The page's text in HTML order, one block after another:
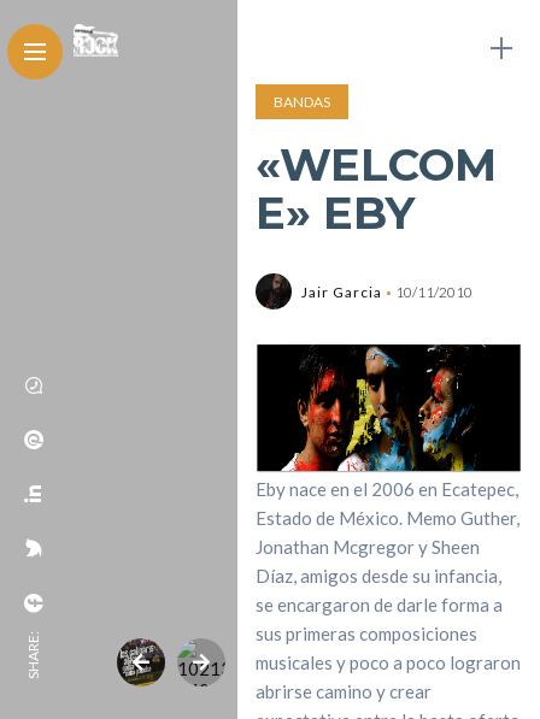
SHARE:
BANDAS
«WELCOM
E» EBY
Jair Garcia 10/11/2010
Eby nace en el 2006 en Ecatepec,
Estado de México. Memo Guther,
Jonathan Mcgregor y Sheen
Díaz, amigos desde su infancia,
se encargaron de darle forma a
sus primeras composiciones
musicales y poco a poco lograron
abrirse camino y crear